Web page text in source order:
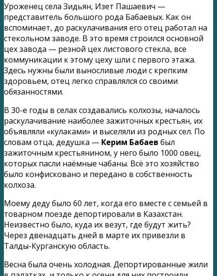
Уроженец села Зидьян, Изет Пашаевич —
представитель большого рода Бабаевых. Как он
вспоминает, до раскулачивания его отец работал на
стекольном заводе. В это время строился основной
цех завода — резной цех листового стекла, все
коммуникации к этому цеху шли с первого этажа.
Здесь нужны были выносливые люди с крепким
здоровьем, отец легко справлялся со своими
обязанностями.
В 30-е годы в селах создавались колхозы, началось
раскулачивание наиболее зажиточных крестьян, их
объявляли «кулаками» и выселяли из родных сел. По
словам отца, дедушка — Керим Бабаев был
зажиточным крестьянином, у него было 1000 овец,
которых пасли наёмные чабаны. Всё это хозяйство
было конфисковано и передано в собственность
колхоза.
Моему деду было 60 лет, когда его вместе с семьей в
товарном поезде депортировали в Казахстан.
Неизвестно было, куда их везут, где будут жить?
Через двенадцать дней в марте их привезли в
Талды-Курганскую область.
Весна была очень холодная. Депортированные жили